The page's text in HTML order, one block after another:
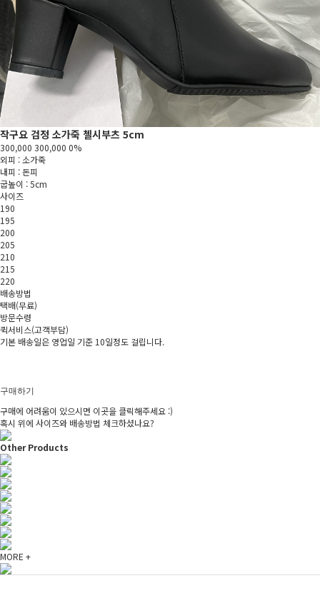
작구요 검정 소가죽 첼시부츠 5cm
300,000 300,000 0%
외피 : 소가죽
내피 : 돈피
굽높이 : 5cm
사이즈
190
195
200
205
210
215
220
배송방법
택배(무료)
방문수령
퀵서비스(고객부담)
기본 배송일은 영업일 기준 10일정도 걸립니다.
구매하기
구매에 어려움이 있으시면 이곳을 클릭해주세요 :)
혹시 위에 사이즈와 배송방법 체크하셨나요?
Other Products
MORE +